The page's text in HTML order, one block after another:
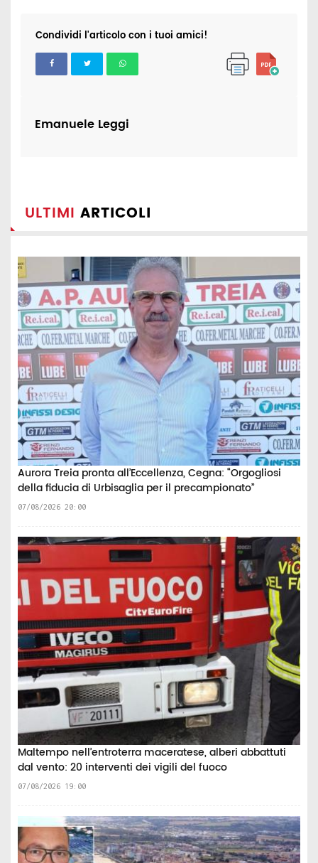
Condividi l'articolo con i tuoi amici!
Emanuele Leggi
ULTIMI ARTICOLI
Aurora Treia pronta all’Eccellenza, Cegna: “Orgogliosi
della fiducia di Urbisaglia per il precampionato”
07/08/2026 20:00
Maltempo nell’entroterra maceratese, alberi abbattuti
dal vento: 20 interventi dei vigili del fuoco
07/08/2026 19:00